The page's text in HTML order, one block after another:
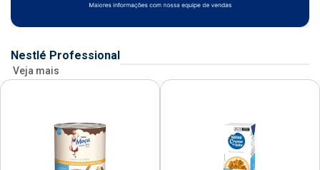
Nestlé Professional
Veja mais